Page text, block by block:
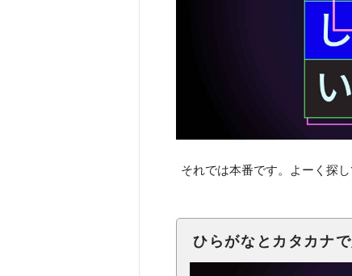
それでは本番です。よーく探し
ひらがなとカタカナ